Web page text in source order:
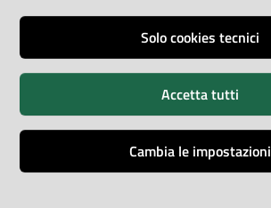
Privacy
Accessibilità
Credits
Solo cookies tecnici
Accetta tutti
Cambia le impostazioni